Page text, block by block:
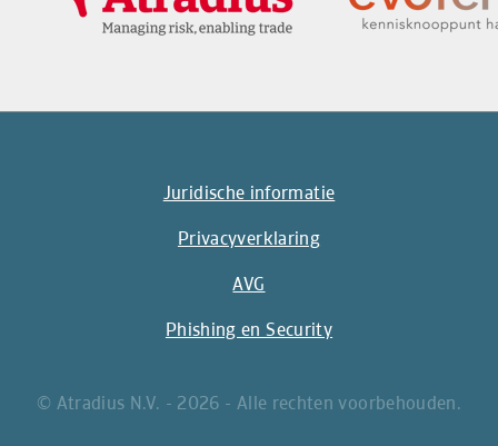
Juridische informatie
Privacyverklaring
AVG
Phishing en Security
© Atradius N.V. - 2026 - Alle rechten voorbehouden.